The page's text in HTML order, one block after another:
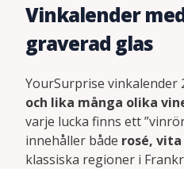
Vinkalender
graverad glas
YourSurprise vinkalender
och lika många olika
varje lucka finns ett
innehåller både rosé,
klassiska regioner i